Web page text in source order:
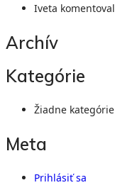
Iveta komentoval
Archív
Kategórie
Žiadne kategórie
Meta
Prihlásiť sa